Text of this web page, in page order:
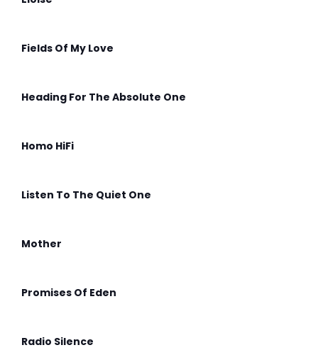
Fields Of My Love
Heading For The Absolute One
Homo HiFi
Listen To The Quiet One
Mother
Promises Of Eden
Radio Silence